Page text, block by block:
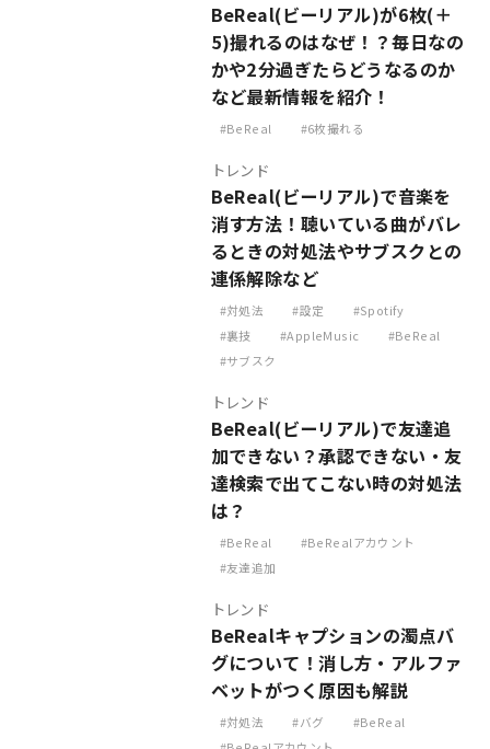
BeReal(ビーリアル)が6枚(＋
5)撮れるのはなぜ！？毎日なの
かや2分過ぎたらどうなるのか
など最新情報を紹介！
BeReal 6枚撮れる
トレンド
BeReal(ビーリアル)で音楽を
消す方法！聴いている曲がバレ
るときの対処法やサブスクとの
連係解除など
対処法 設定
Spotify
裏技
AppleMusic
BeReal
サブスク
トレンド
BeReal(ビーリアル)で友達追
加できない？承認できない・友
達検索で出てこない時の対処法
は？
BeReal
BeRealアカウント
友達追加
トレンド
BeRealキャプションの濁点バ
グについて！消し方・アルファ
ベットがつく原因も解説
対処法 バグ
BeReal